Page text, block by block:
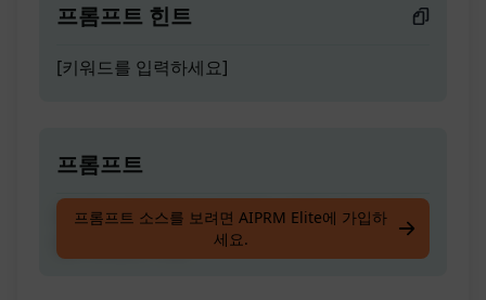
프롬프트 힌트
[키워드를 입력하세요]
프롬프트
완벽한 아웃라인 및 자주 묻는 질문으로 높은 품
프롬프트 소스를 보려면 AIPRM Elite에 가입하
세요.